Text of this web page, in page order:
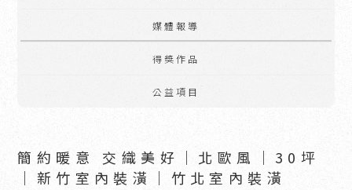
媒體報導
得獎作品
公益項目
簡約暖意 交織美好｜北歐風｜30坪
｜新竹室內裝潢｜竹北室內裝潢